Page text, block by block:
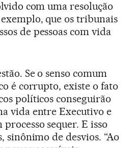
com uma resolução
que os tribunais
de pessoas com vida
Se o senso comum
é corrupto, existe o fato
políticos conseguirão
vida entre Executivo e
sequer. E isso
sinônimo de desvios. “Ao